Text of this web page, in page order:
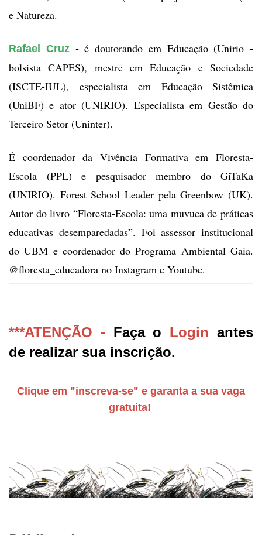
e Natureza.
Rafael Cruz - é doutorando em Educação (Unirio -
bolsista CAPES), mestre em Educação e Sociedade
(ISCTE-IUL), especialista em Educação Sistêmica
(UniBF) e ator (UNIRIO). Especialista em Gestão do
Terceiro Setor (Uninter).
É coordenador da Vivência Formativa em Floresta-
Escola (PPL) e pesquisador membro do GiTaKa
(UNIRIO). Forest School Leader pela Greenbow (UK).
Autor do livro “Floresta-Escola: uma muvuca de práticas
educativas desemparedadas”. Foi assessor institucional
do UBM e coordenador do Programa Ambiental Gaia.
@floresta_educadora no Instagram e Youtube.
***ATENÇÃO - Faça o Loginantes
de realizar sua inscrição.
Clique em "inscreva-se" e garanta a sua vaga
gratuita!